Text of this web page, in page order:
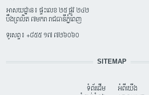
អាសយដ្ឋាន៖ ផ្ទះលេខ ២៥ ផ្លូវ ២៤២
បឹងព្រលិត ៧មករា រាជធានីភ្នំពេញ
ទូរសព្ទ៖ +៨៥៥ ១៧ ៧២៦០៦០
SITEMAP
ទំព័រដើម
អំពីយើង